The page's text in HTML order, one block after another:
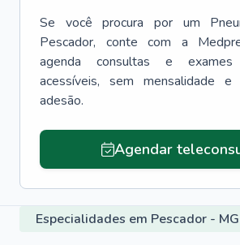
Se você procura por um
Pescador, conte com a
agenda consultas e
acessíveis, sem mensalidade
adesão.
Agendar
Especialidades em Pescador - MG